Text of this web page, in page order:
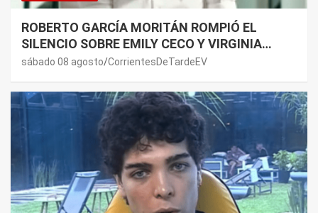
ROBERTO GARCÍA MORITÁN ROMPIÓ EL
SILENCIO SOBRE EMILY CECO Y VIRGINIA
GALLARDO: “DEDÍQUENSE A SUS VIDAS”
sábado 08 agosto CorrientesDeTardeEV